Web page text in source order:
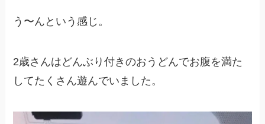
う〜んという感じ。
2歳さんはどんぶり付きのおうどんでお腹を満た
してたくさん遊んでいました。